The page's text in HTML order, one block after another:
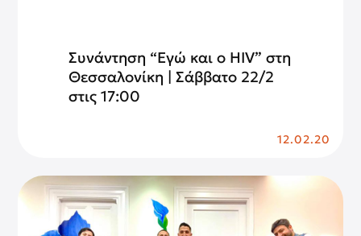
Συνάντηση “Εγώ και ο HIV” στη
Θεσσαλονίκη | Σάββατο 22/2
στις 17:00
12.02.20